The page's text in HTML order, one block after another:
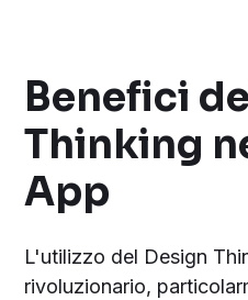
Benefici
Thinking
App
L'utilizzo del Design
rivoluzionario,